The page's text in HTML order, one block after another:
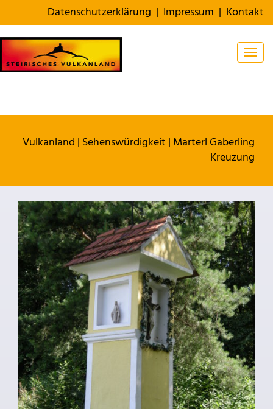
Datenschutzerklärung | Impressum | Kontakt
Vulkanland | Sehenswürdigkeit | Marterl Gaberling
Kreuzung